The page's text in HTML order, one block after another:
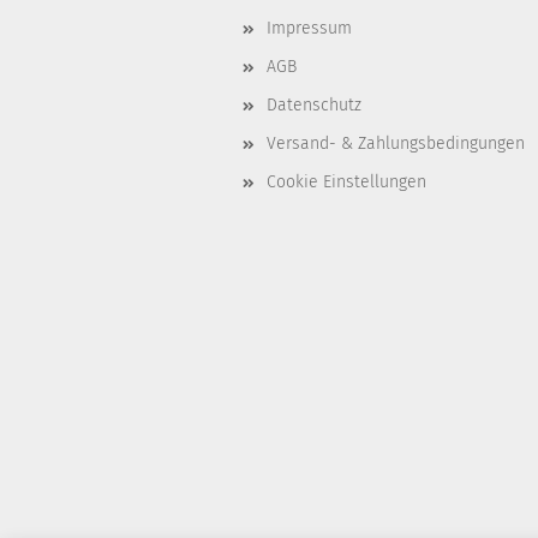
Impressum
AGB
Datenschutz
Versand- & Zahlungsbedingungen
Cookie Einstellungen